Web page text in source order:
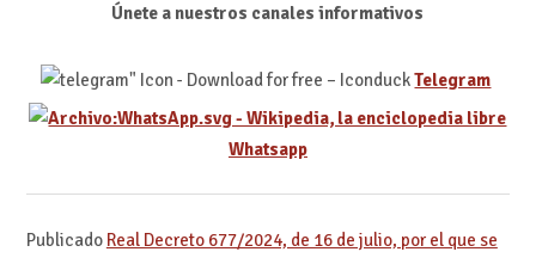
Únete a nuestros canales informativos
Telegram
Whatsapp
Publicado Real Decreto 677/2024, de 16 de julio, por el que se